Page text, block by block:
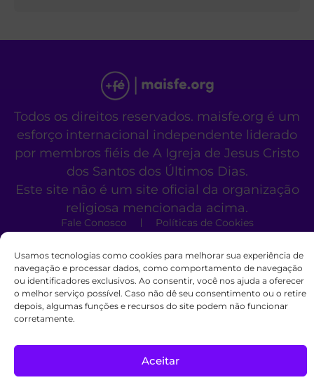
Usamos tecnologias como cookies para melhorar sua experiência de
navegação e processar dados, como comportamento de navegação
ou identificadores exclusivos. Ao consentir, você nos ajuda a oferecer
o melhor serviço possível. Caso não dê seu consentimento ou o retire
depois, algumas funções e recursos do site podem não funcionar
corretamente.
Aceitar
Todos os direitos reservados. maisfe.org é um
esforço internacional independente liderado
por membros fiéis de A Igreja de Jesus Cristo
dos Santos dos Últimos Dias.
Este site não é um site oficial da organização
religiosa mencionada acima.
Fale Conosco Políticas de Cookies